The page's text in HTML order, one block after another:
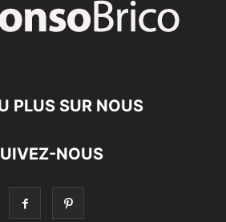
PLUS SUR NOUS
NOUS